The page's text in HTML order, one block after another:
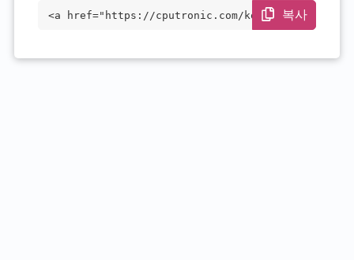
<a href="https://cputronic.com/ko/cpu/am
복사